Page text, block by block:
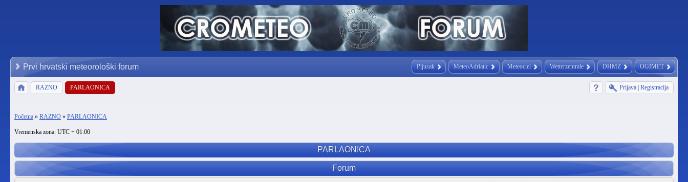
Pljusak MeteoAdriatic Meteociel Wetterzentrale DHMZ OGIMET
Prvi hrvatski meteorološki forum
RAZNO PARLAONICA Prijava Registracija
Početna » RAZNO » PARLAONICA
Vremenska zona: UTC + 01:00
PARLAONICA
Forum